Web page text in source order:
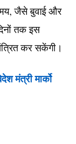
जैसे बुवाई और
तक इस
कर सकेंगी।
मंत्री मार्को